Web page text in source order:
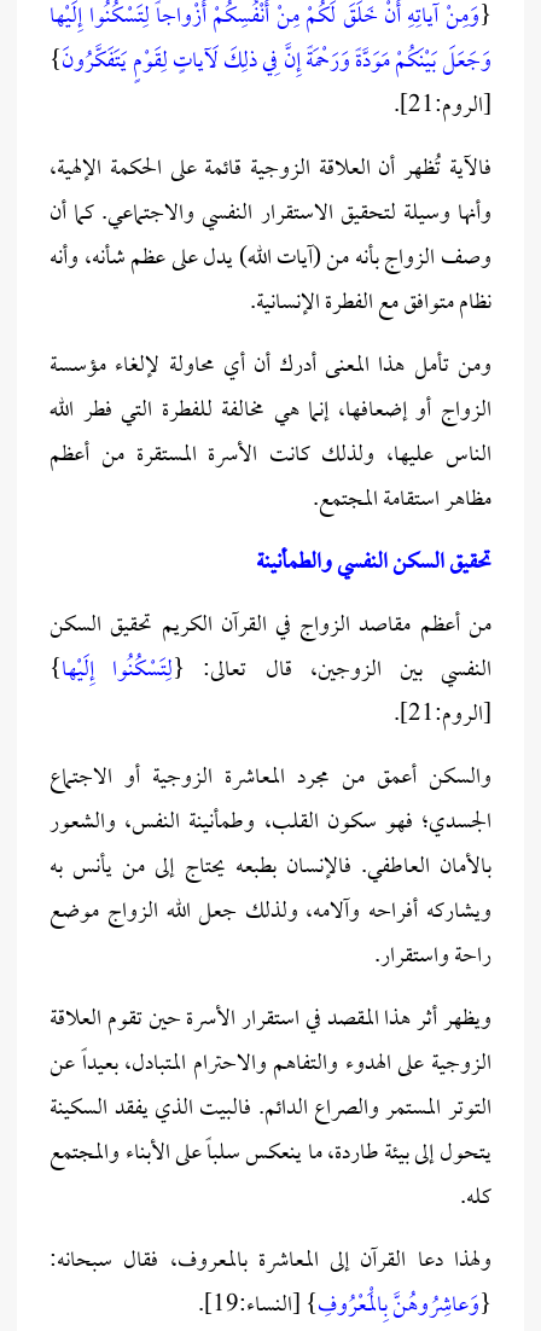
{وَمِنْ آياتِهِ أَنْ خَلَقَ لَكُمْ مِنْ أَنْفُسِكُمْ أَزْواجاً لِتَسْكُنُوا إِلَيْها
وَجَعَلَ بَيْنَكُمْ مَوَدَّةً وَرَحْمَةً إِنَّ فِي ذلِكَ لَآياتٍ لِقَوْمٍ يَتَفَكَّرُونَ}
[الروم:21].
فالآية تُظهر أن العلاقة الزوجية قائمة على الحكمة الإلهية،
وأنها وسيلة لتحقيق الاستقرار النفسي والاجتماعي. كما أن
وصف الزواج بأنه من (آيات الله) يدل على عظم شأنه، وأنه
نظام متوافق مع الفطرة الإنسانية.
ومن تأمل هذا المعنى أدرك أن أي محاولة لإلغاء مؤسسة
الزواج أو إضعافها، إنما هي مخالفة للفطرة التي فطر الله
الناس عليها، ولذلك كانت الأسرة المستقرة من أعظم
مظاهر استقامة المجتمع.
تحقيق السكن النفسي والطمأنينة
من أعظم مقاصد الزواج في القرآن الكريم تحقيق السكن
النفسي بين الزوجين، قال تعالى: {لِتَسْكُنُوا إِلَيْها}
[الروم:21].
والسكن أعمق من مجرد المعاشرة الزوجية أو الاجتماع
الجسدي؛ فهو سكون القلب، وطمأنينة النفس، والشعور
بالأمان العاطفي. فالإنسان بطبعه يحتاج إلى من يأنس به
ويشاركه أفراحه وآلامه، ولذلك جعل الله الزواج موضع
راحة واستقرار.
ويظهر أثر هذا المقصد في استقرار الأسرة حين تقوم العلاقة
الزوجية على الهدوء والتفاهم والاحترام المتبادل، بعيداً عن
التوتر المستمر والصراع الدائم. فالبيت الذي يفقد السكينة
يتحول إلى بيئة طاردة، ما ينعكس سلباً على الأبناء والمجتمع
كله.
ولهذا دعا القرآن إلى المعاشرة بالمعروف، فقال سبحانه:
{وَعاشِرُوهُنَّ بِالْمَعْرُوفِ} [النساء:19].